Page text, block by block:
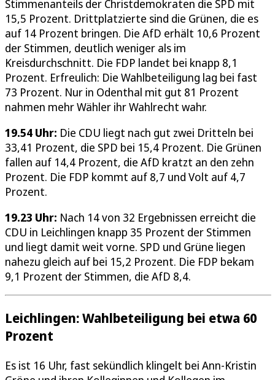
Stimmenanteils der Christdemokraten die SPD mit
15,5 Prozent. Drittplatzierte sind die Grünen, die es
auf 14 Prozent bringen. Die AfD erhält 10,6 Prozent
der Stimmen, deutlich weniger als im
Kreisdurchschnitt. Die FDP landet bei knapp 8,1
Prozent. Erfreulich: Die Wahlbeteiligung lag bei fast
73 Prozent. Nur in Odenthal mit gut 81 Prozent
nahmen mehr Wähler ihr Wahlrecht wahr.
19.54 Uhr: Die CDU liegt nach gut zwei Dritteln bei
33,41 Prozent, die SPD bei 15,4 Prozent. Die Grünen
fallen auf 14,4 Prozent, die AfD kratzt an den zehn
Prozent. Die FDP kommt auf 8,7 und Volt auf 4,7
Prozent.
19.23 Uhr: Nach 14 von 32 Ergebnissen erreicht die
CDU in Leichlingen knapp 35 Prozent der Stimmen
und liegt damit weit vorne. SPD und Grüne liegen
nahezu gleich auf bei 15,2 Prozent. Die FDP bekam
9,1 Prozent der Stimmen, die AfD 8,4.
Leichlingen: Wahlbeteiligung bei etwa 60
Prozent
Es ist 16 Uhr, fast sekündlich klingelt bei Ann-Kristin